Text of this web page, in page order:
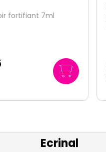
& résistance
Ecrinal